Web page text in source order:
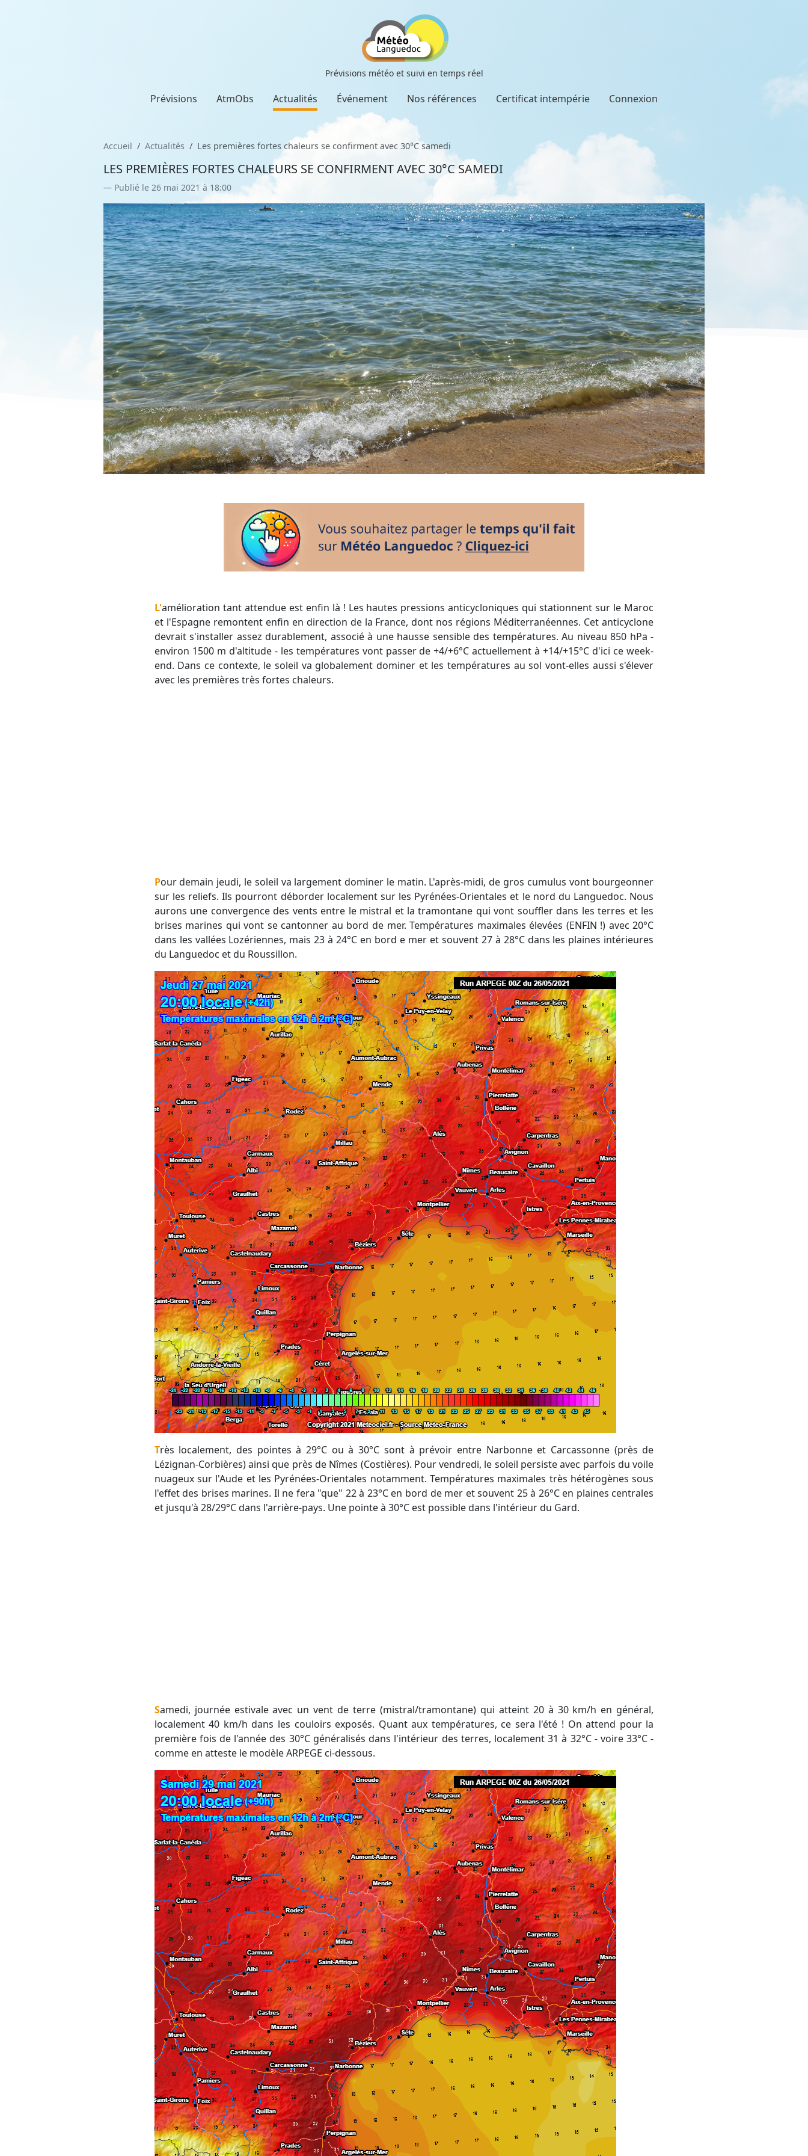
Prévisions météo et suivi en temps réel
Prévisions AtmObs Actualités Événement Nos références Certificat intempérie Connexion
Accueil Actualités Les premières fortes chaleurs se confirment avec 30°C samedi
LES PREMIÈRES FORTES CHALEURS SE CONFIRMENT AVEC 30°C SAMEDI
Publié le 26 mai 2021 à 18:00
L'amélioration tant attendue est enfin là ! Les hautes pressions anticycloniques qui stationnent sur le Maroc
et l'Espagne remontent enfin en direction de la France, dont nos régions Méditerranéennes. Cet anticyclone
devrait s'installer assez durablement, associé à une hausse sensible des températures. Au niveau 850 hPa -
environ 1500 m d'altitude - les températures vont passer de +4/+6°C actuellement à +14/+15°C d'ici ce week-
end. Dans ce contexte, le soleil va globalement dominer et les températures au sol vont-elles aussi s'élever
avec les premières très fortes chaleurs.
Pour demain jeudi, le soleil va largement dominer le matin. L'après-midi, de gros cumulus vont bourgeonner
sur les reliefs. Ils pourront déborder localement sur les Pyrénées-Orientales et le nord du Languedoc. Nous
aurons une convergence des vents entre le mistral et la tramontane qui vont souffler dans les terres et les
brises marines qui vont se cantonner au bord de mer. Températures maximales élevées (ENFIN !) avec 20°C
dans les vallées Lozériennes, mais 23 à 24°C en bord e mer et souvent 27 à 28°C dans les plaines intérieures
du Languedoc et du Roussillon.
Très localement, des pointes à 29°C ou à 30°C sont à prévoir entre Narbonne et Carcassonne (près de
Lézignan-Corbières) ainsi que près de Nîmes (Costières). Pour vendredi, le soleil persiste avec parfois du voile
nuageux sur l'Aude et les Pyrénées-Orientales notamment. Températures maximales très hétérogènes sous
l'effet des brises marines. Il ne fera "que" 22 à 23°C en bord de mer et souvent 25 à 26°C en plaines centrales
et jusqu'à 28/29°C dans l'arrière-pays. Une pointe à 30°C est possible dans l'intérieur du Gard.
Samedi, journée estivale avec un vent de terre (mistral/tramontane) qui atteint 20 à 30 km/h en général,
localement 40 km/h dans les couloirs exposés. Quant aux températures, ce sera l'été ! On attend pour la
première fois de l'année des 30°C généralisés dans l'intérieur des terres, localement 31 à 32°C - voire 33°C -
comme en atteste le modèle ARPEGE ci-dessous.